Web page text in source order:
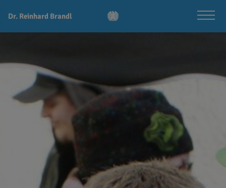
Dr. Reinhard Brandl